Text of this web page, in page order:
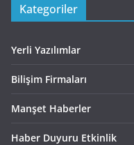
Kategoriler
Yerli Yazılımlar
Bilişim Firmaları
Manşet Haberler
Haber Duyuru Etkinlik